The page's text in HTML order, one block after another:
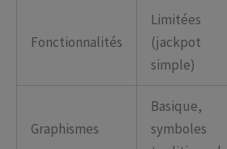
Fonctionnalités
Limitées
(jackpot
simple)
Graphismes
Basique,
symboles